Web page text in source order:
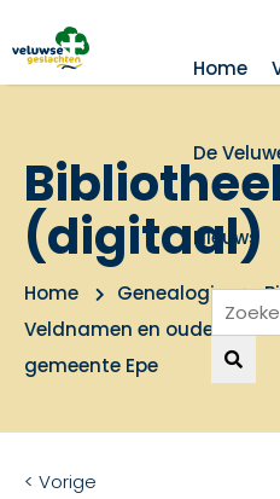
Home
De
Nieuws
(digitaal)
Home Genealogie
Veldnamen en oude
gemeente Epe
< Vorige